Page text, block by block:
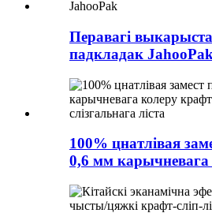
Перавагі
падкладак JahooPak
100% цнатлівая
0,6 мм карычневага